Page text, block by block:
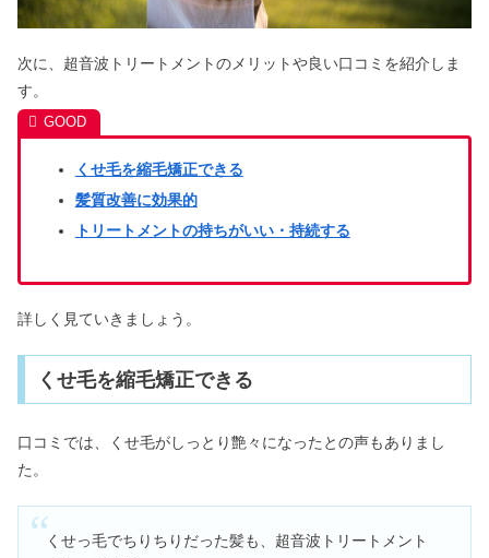
次に、超音波トリートメントのメリットや良い口コミを紹介しま
す。
くせ毛を縮毛矯正できる
髪質改善に効果的
トリートメントの持ちがいい・持続する
詳しく見ていきましょう。
くせ毛を縮毛矯正できる
口コミでは、くせ毛がしっとり艶々になったとの声もありまし
た。
くせっ毛でちりちりだった髪も、超音波トリートメント